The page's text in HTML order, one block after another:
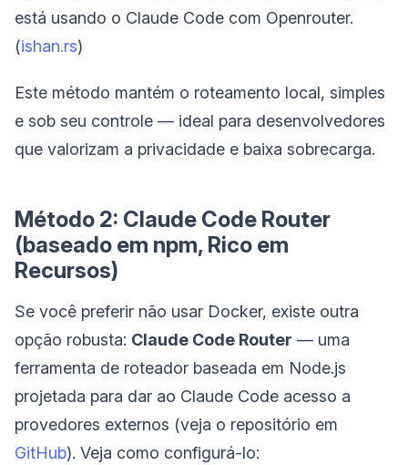
está usando o Claude Code com Openrouter.
(ishan.rs)
Este método mantém o roteamento local, simples
e sob seu controle — ideal para desenvolvedores
que valorizam a privacidade e baixa sobrecarga.
Método 2: Claude Code Router
(baseado em npm, Rico em
Recursos)
Se você preferir não usar Docker, existe outra
opção robusta: Claude Code Router — uma
ferramenta de roteador baseada em Node.js
projetada para dar ao Claude Code acesso a
provedores externos (veja o repositório em
GitHub). Veja como configurá-lo: